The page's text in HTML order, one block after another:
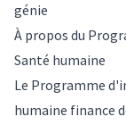
génie
À propos du
Santé humaine
Le Programme
humaine finance